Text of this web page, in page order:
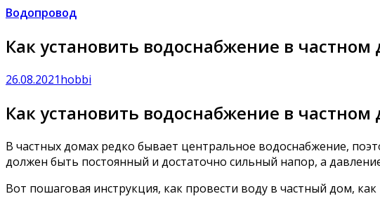
Водопровод
Как установить водоснабжение в частном
26.08.2021hobbi
Как установить водоснабжение в частном
В частных домах редко бывает центральное водоснабжение,
должен быть постоянный и достаточно сильный напор, а
Вот пошаговая инструкция, как провести воду в частный дом,